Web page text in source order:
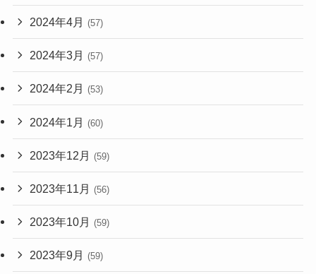
2024年4月 (57)
2024年3月 (57)
2024年2月 (53)
2024年1月 (60)
2023年12月 (59)
2023年11月 (56)
2023年10月 (59)
2023年9月 (59)